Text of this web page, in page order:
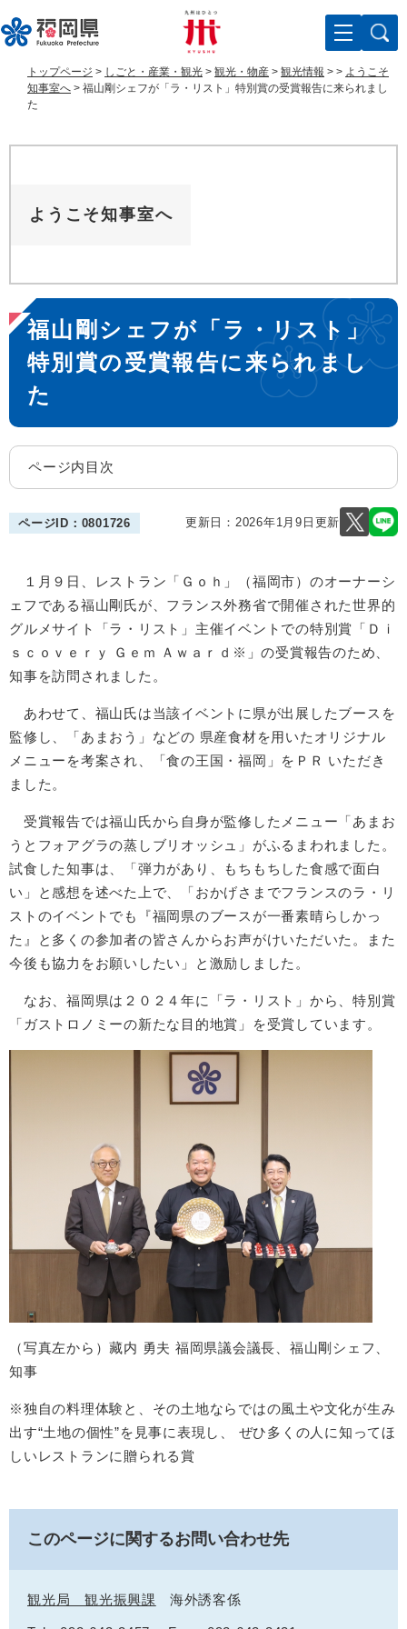
ー
ジ
す
ニ
ュ
し
トップページ > しごと・産業・観光 > 観光・物産 > 観光情報 > > ようこそ
知事室へ > 福山剛シェフが「ラ・リスト」特別賞の受賞報告に来られまし
た
ようこそ知事室へ
本
文
福山剛シェフが「ラ・リスト」
特別賞の受賞報告に来られまし
た
ページ内目次
ページID：0801726 更新日：2026年1月9日更新
１月９日、レストラン「Ｇｏｈ」（福岡市）のオーナーシ
ェフである福山剛氏が、フランス外務省で開催された世界的
グルメサイト「ラ・リスト」主催イベントでの特別賞「Ｄｉ
ｓｃｏｖｅｒｙ Ｇｅｍ Ａｗａｒｄ※」の受賞報告のため、
知事を訪問されました。
あわせて、福山氏は当該イベントに県が出展したブースを
監修し、「あまおう」などの 県産食材を用いたオリジナル
メニューを考案され、「食の王国・福岡」をＰＲ いただき
ました。
受賞報告では福山氏から自身が監修したメニュー「あまお
うとフォアグラの蒸しブリオッシュ」がふるまわれました。
試食した知事は、「弾力があり、もちもちした食感で面白
い」と感想を述べた上で、「おかげさまでフランスのラ・リ
ストのイベントでも『福岡県のブースが一番素晴らしかっ
た』と多くの参加者の皆さんからお声がけいただいた。また
今後も協力をお願いしたい」と激励しました。
なお、福岡県は２０２４年に「ラ・リスト」から、特別賞
「ガストロノミーの新たな目的地賞」を受賞しています。
（写真左から）藏内 勇夫 福岡県議会議長、福山剛シェフ、
知事
※独自の料理体験と、その土地ならではの風土や文化が生み
出す“土地の個性”を見事に表現し、 ぜひ多くの人に知ってほ
しいレストランに贈られる賞
このページに関するお問い合わせ先
観光局 観光振興課 海外誘客係